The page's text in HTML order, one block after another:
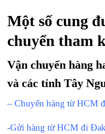
Một số cung
chuyển tham
Vận chuyển hàng
và các tỉnh Tây
– Chuyển hàng từ HCM
-Gửi hàng từ HCM đi